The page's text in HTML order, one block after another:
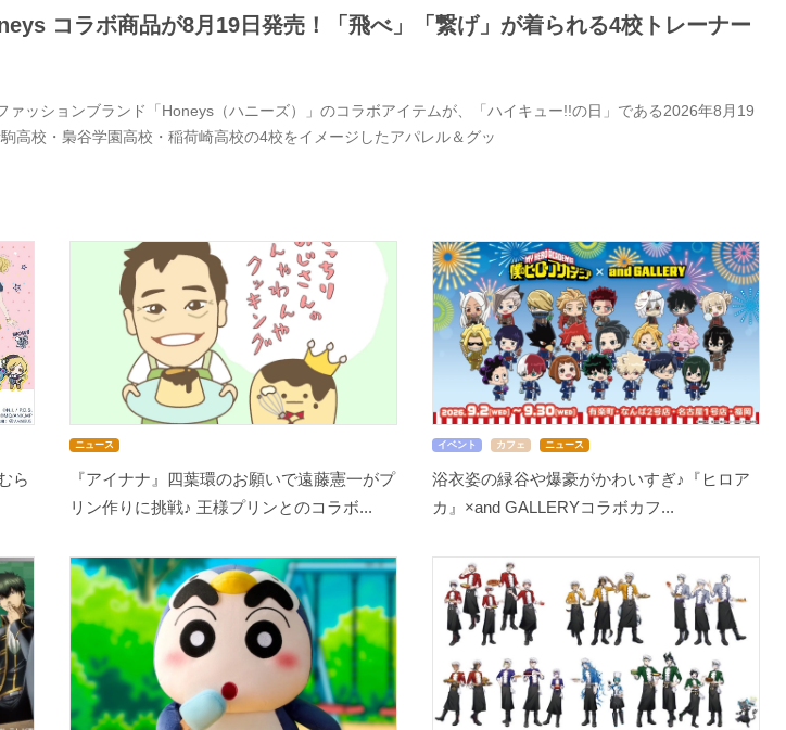
コラボ商品が8月19日発売！「飛べ」「繋げ」が着られる4校トレーナー
ァッションブランド「Honeys（ハニーズ）」のコラボアイテムが、「ハイキュー!!の日」である2026年8月19
高校・梟谷学園高校・稲荷崎高校の4校をイメージしたアパレル＆グッ
ら
ニュース
『アイナナ』四葉環のお願いで遠藤憲一がプ
リン作りに挑戦♪ 王様プリンとのコラボ...
イベント カフェ ニュース
浴衣姿の緑谷や爆豪がかわいすぎ♪『ヒロア
カ』×and GALLERYコラボカフ...